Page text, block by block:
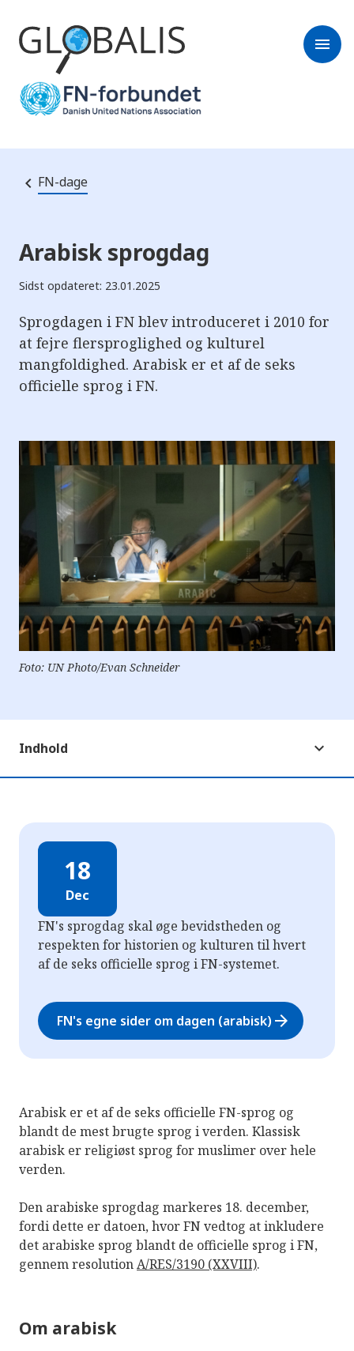
menu
FN-dage
Arabisk sprogdag
Sidst opdateret: 23.01.2025
Sprogdagen i FN blev introduceret i 2010 for
at fejre flersproglighed og kulturel
mangfoldighed. Arabisk er et af de seks
officielle sprog i FN.
Foto: UN Photo/Evan Schneider
Indhold
18
Dec
FN's sprogdag skal øge bevidstheden og
respekten for historien og kulturen til hvert
af de seks officielle sprog i FN-systemet.
FN's egne sider om dagen (arabisk) arrow_forward
Arabisk er et af de seks officielle FN-sprog og
blandt de mest brugte sprog i verden. Klassisk
arabisk er religiøst sprog for muslimer over hele
verden.
Den arabiske sprogdag markeres 18. december,
fordi dette er datoen, hvor FN vedtog at inkludere
det arabiske sprog blandt de officielle sprog i FN,
gennem resolutionA/RES/3190 (XXVIII).
Om arabisk